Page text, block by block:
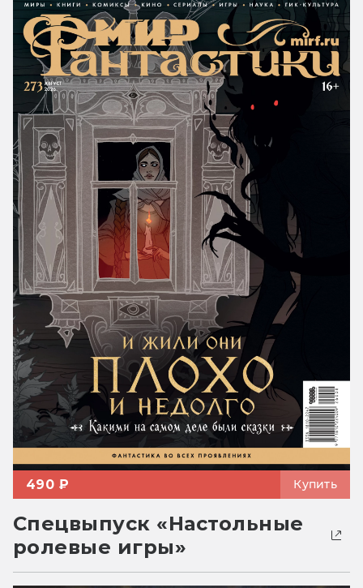
490 ₽ Купить
Спецвыпуск «Настольные
ролевые игры»